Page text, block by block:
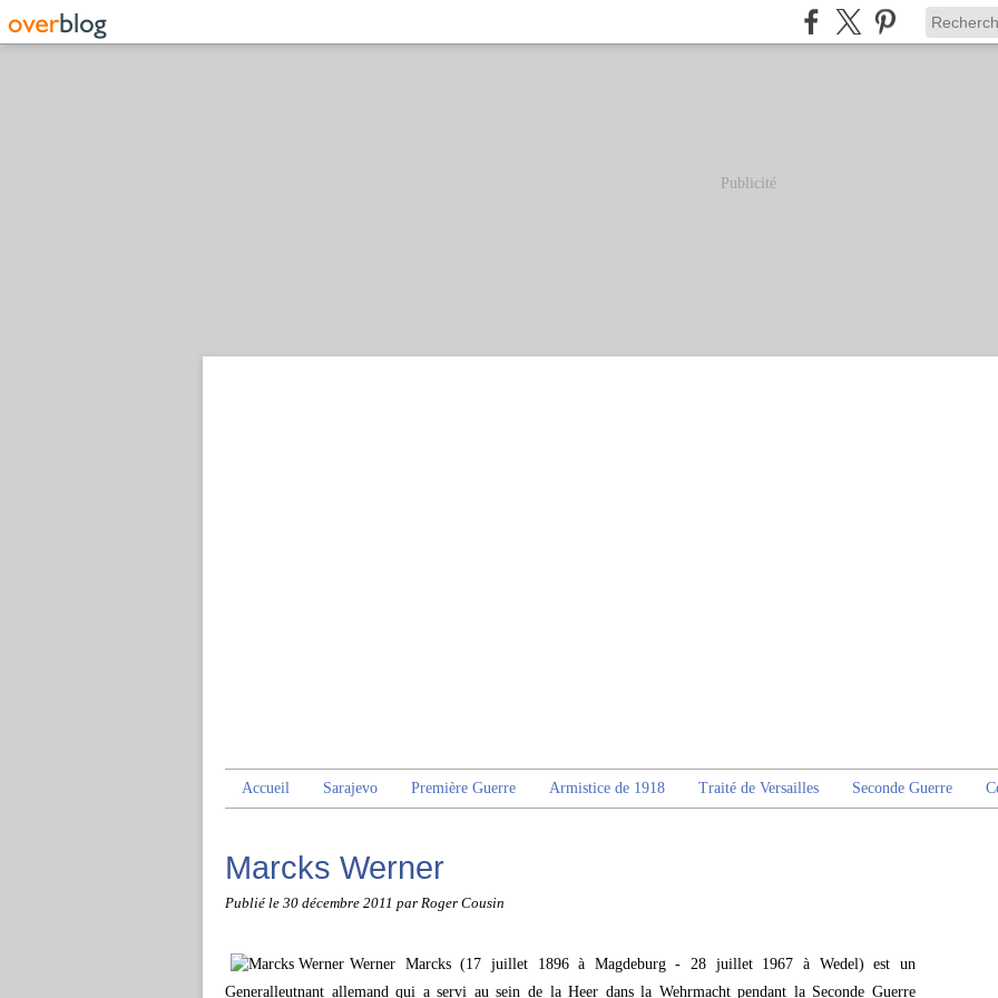
Publicité
Accueil Sarajevo Première Guerre Armistice de 1918 Traité de Versailles Seconde Guerre
Marcks Werner
Publié le 30 décembre 2011 par Roger Cousin
Werner Marcks (17 juillet 1896 à Magdeburg - 28 juillet 1967 à Wedel) est un
Generalleutnant allemand qui a servi au sein de la Heer dans la Wehrmacht pendant la Seconde Guerre